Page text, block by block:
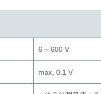
6 ~ 600 V
max. 0.1 V